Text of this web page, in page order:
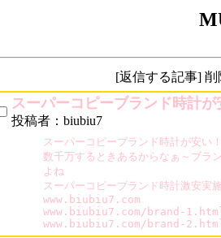
[返信する記事]
スーパーコピーブランド時計が
投稿者：biubiu7
スーパーコピーブランド時計が安い
数千万するときあるからなぁ～ブラ
よね
スーパーコピーブランド時計激安実
www.biubiu7.com
www.biubiu7.com/brand-
www.biubiu7.com/brand-